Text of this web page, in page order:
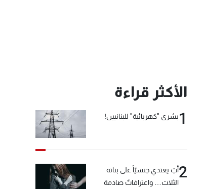
الأكثر قراءة
1بشرى "كهربائية" للبنانيين!
2أبٌ يعتدي جنسيّاً على بناته
الثلاث… واعترافاتٌ صادمة